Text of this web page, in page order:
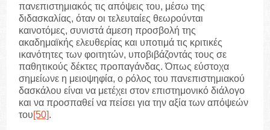
πανεπιστημιακός τις απόψεις του, μέσω της
διδασκαλίας, όταν οι τελευταίες θεωρούνται
καινοτόμες, συνιστά άμεση προσβολή της
ακαδημαϊκής ελευθερίας και υποτιμά τις κριτικές
ικανότητες των φοιτητών, υποβιβάζοντάς τους σε
παθητικούς δέκτες προπαγάνδας. Όπως εύστοχα
σημείωνε η μειοψηφία, ο ρόλος του πανεπιστημιακού
δασκάλου είναι να μετέχει στον επιστημονικό διάλογο
και να προσπαθεί να πείσει για την αξία των απόψεών
του[50].